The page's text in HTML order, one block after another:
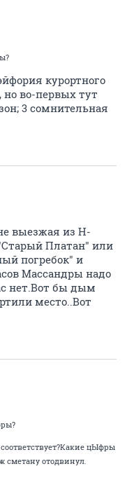
курортного
во-первых тут
3 сомнительная
выезжая из Н-
Платан" или
погребок" и
Массандры надо
нет.Вот бы дым
место..Вот
цЫфры
сметану отодвинул.